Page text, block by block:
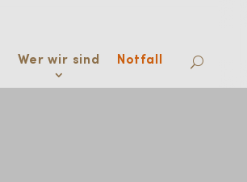
Wer wir sind Notfall